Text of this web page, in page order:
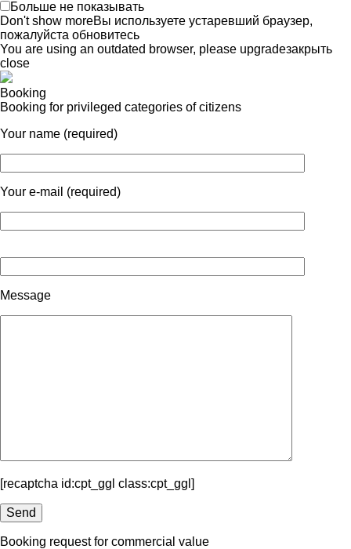
Больше не показывать
Don't show moreВы используете устаревший браузер,
пожалуйста обновитесь
You are using an outdated browser, please upgradeзакрыть
close
Booking
Booking for privileged categories of citizens
Your name (required)
Your e-mail (required)
Message
[recaptcha id:cpt_ggl class:cpt_ggl]
Booking request for commercial value